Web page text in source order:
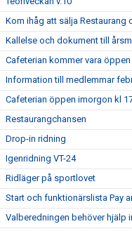
Kom ihåg att sälja Restaurang
Kallelse och dokument till
Cafeterian kommer vara
Information till medlemmar
Cafeterian öppen imorgon kl
Restaurangchansen
Drop-in ridning
Igenridning VT-24
Ridläger på sportlovet
Start och funktionärslista Pay
Valberedningen behöver hjälp